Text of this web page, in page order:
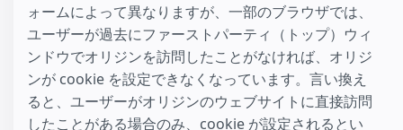
ォームによって異なりますが、一部のブラウザでは、
ユーザーが過去にファーストパーティ（トップ）ウィ
ンドウでオリジンを訪問したことがなければ、オリジ
ンが cookie を設定できなくなっています。言い換え
ると、ユーザーがオリジンのウェブサイトに直接訪問
したことがある場合のみ、cookie が設定されるとい